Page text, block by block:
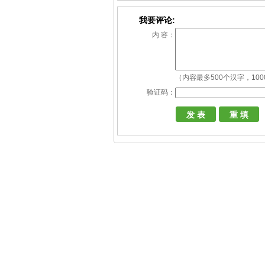
我要评论:
内 容：
（内容最多500个汉字，
验证码：